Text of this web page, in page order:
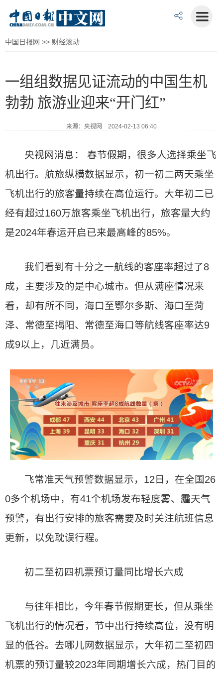
中国日报网 >> 财经滚动
一组组数据见证流动的中国生机
勃勃 旅游业迎来“开门红”
来源：央视网 2024-02-13 06:40
央视网消息： 春节假期，很多人选择乘坐飞
机出行。航旅纵横数据显示，初一初二两天乘坐
飞机出行的旅客量持续在高位运行。大年初二已
经有超过160万旅客乘坐飞机出行，旅客量大约
是2024年春运开启已来最高峰的85%。
我们看到有十分之一航线的客座率超过了8
成，主要涉及的是中心城市。但从满座情况来
看，却有所不同，海口至鄂尔多斯、海口至菏
泽、常德至揭阳、常德至海口等航线客座率达9
成9以上，几近满员。
飞常准天气预警数据显示，12日，在全国26
0多个机场中，有41个机场发布轻度雾、霾天气
预警，有出行安排的旅客需要及时关注航班信息
更新，以免耽误行程。
初二至初四机票预订量同比增长六成
与往年相比，今年春节假期更长，但从乘坐
飞机出行的情况看，节中出行持续高位，没有明
显的低谷。去哪儿网数据显示，大年初二至初四
机票的预订量较2023年同期增长六成，热门目的